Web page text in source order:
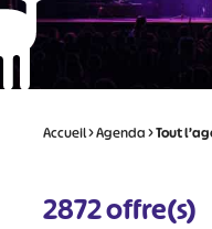
Accueil>Agenda>Tout
2872offre(s)